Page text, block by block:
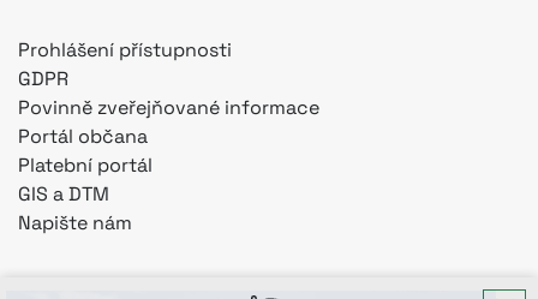
Prohlášení přístupnosti
GDPR
Povinně zveřejňované informace
Portál občana
Platební portál
GIS a DTM
Napište nám